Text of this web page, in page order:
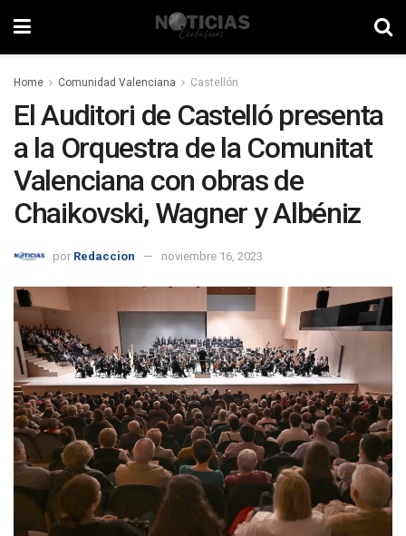
Home Comunidad Valenciana Castellón
El Auditori de Castelló presenta
a la Orquestra de la Comunitat
Valenciana con obras de
Chaikovski, Wagner y Albéniz
por Redaccion noviembre 16, 2023